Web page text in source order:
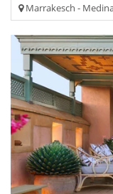
Marrakesch -